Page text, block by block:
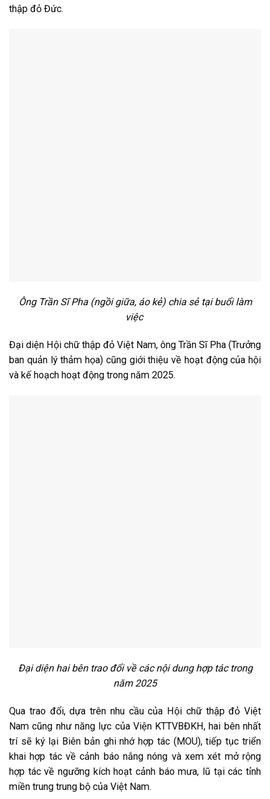
thập đỏ Đức.
Ông Trần Sĩ Pha (ngồi giữa, áo kẻ) chia sẻ tại buổi làm
việc
Đại diện Hội chữ thập đỏ Việt Nam, ông Trần Sĩ Pha (Trưởng
ban quản lý thảm họa) cũng giới thiệu về hoạt động của hội
và kế hoạch hoạt động trong năm 2025.
Đại diện hai bên trao đổi về các nội dung hợp tác trong
năm 2025
Qua trao đổi, dựa trên nhu cầu của Hội chữ thập đỏ Việt
Nam cũng như năng lực của Viện KTTVBĐKH, hai bên nhất
trí sẽ ký lại Biên bản ghi nhớ hợp tác (MOU), tiếp tục triển
khai hợp tác về cảnh báo nắng nóng và xem xét mở rộng
hợp tác về ngưỡng kích hoạt cảnh báo mưa, lũ tại các tỉnh
miền trung trung bộ của Việt Nam.